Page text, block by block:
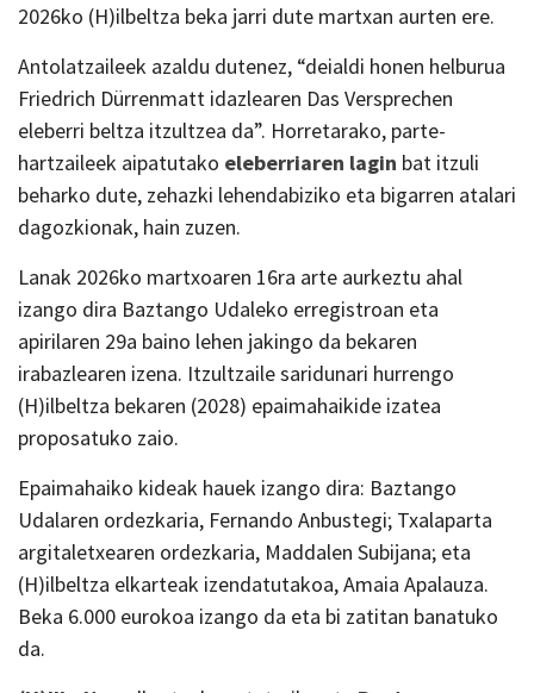
2026ko (H)ilbeltza beka jarri dute martxan aurten ere.
Antolatzaileek azaldu dutenez, “deialdi honen helburua
Friedrich Dürrenmatt idazlearen Das Versprechen
eleberri beltza itzultzea da”. Horretarako, parte-
hartzaileek aipatutako eleberriaren lagin bat itzuli
beharko dute, zehazki lehendabiziko eta bigarren atalari
dagozkionak, hain zuzen.
Lanak 2026ko martxoaren 16ra arte aurkeztu ahal
izango dira Baztango Udaleko erregistroan eta
apirilaren 29a baino lehen jakingo da bekaren
irabazlearen izena. Itzultzaile saridunari hurrengo
(H)ilbeltza bekaren (2028) epaimahaikide izatea
proposatuko zaio.
Epaimahaiko kideak hauek izango dira: Baztango
Udalaren ordezkaria, Fernando Anbustegi; Txalaparta
argitaletxearen ordezkaria, Maddalen Subijana; eta
(H)ilbeltza elkarteak izendatutakoa, Amaia Apalauza.
Beka 6.000 eurokoa izango da eta bi zatitan banatuko
da.